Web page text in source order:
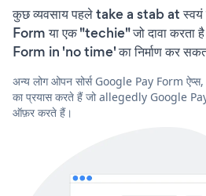
कुछ व्यवसाय पहले take a stab at
Form या एक "techie" जो दावा करता
Form in 'no time' का निर्माण कर
अन्य लोग ओपन सोर्स Google Pay Form
का प्रयास करते हैं जो allegedly Google
ऑफ़र करते हैं।